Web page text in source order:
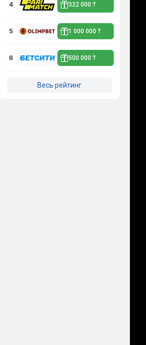
4 322 000 ₸
5 1 000 000 ₸
6 500 000 ₸
Весь рейтинг